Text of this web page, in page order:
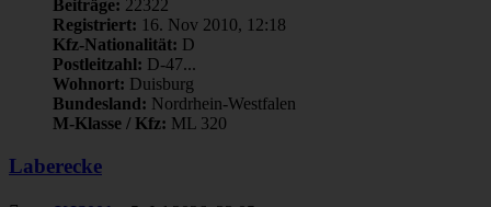
Beiträge: 22322
Registriert: 16. Nov 2010, 12:18
Kfz-Nationalität: D
Postleitzahl: D-47...
Wohnort: Duisburg
Bundesland: Nordrhein-Westfalen
M-Klasse / Kfz: ML 320
Laberecke